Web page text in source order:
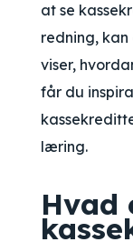
at se
redning, kan
viser,
får du
læring.
Hvad